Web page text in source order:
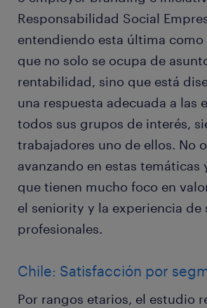
Responsabilidad Social
entendiendo esta última
que no solo se ocupa de
rentabilidad, sino que está
una respuesta adecuada a las
todos sus grupos de interés,
trabajadores uno de ellos. No
avanzando en estas temáticas
que tienen mucho foco en
el seniority y la experiencia de
profesionales.
Chile: Satisfacción por
Por rangos etarios, el estudio